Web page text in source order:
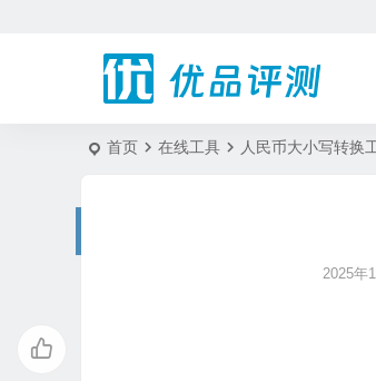
首页 在线工具 人民币大小写转换
2025年